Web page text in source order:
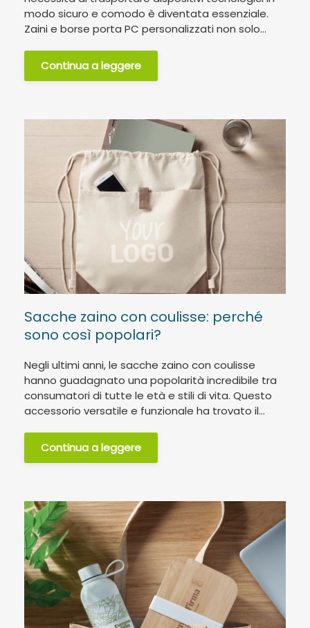
modo sicuro e comodo è diventata essenziale.
Zaini e borse porta PC personalizzati non solo...
Continua a leggere
Sacche zaino con coulisse: perché
sono così popolari?
Negli ultimi anni, le sacche zaino con coulisse
hanno guadagnato una popolarità incredibile tra
consumatori di tutte le età e stili di vita. Questo
accessorio versatile e funzionale ha trovato il...
Continua a leggere